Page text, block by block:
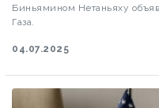
Биньямином Нетаньяху
Газа.
04.07.2025